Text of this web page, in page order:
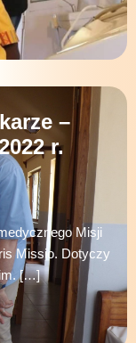
–
r.
Misji
Missio. Dotyczy
[…]